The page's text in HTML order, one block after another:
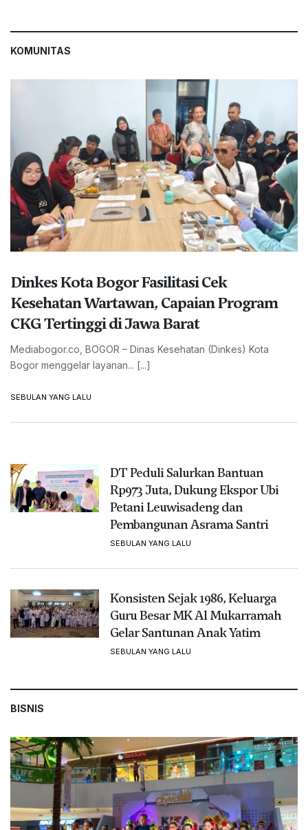
KOMUNITAS
Dinkes Kota Bogor Fasilitasi Cek
Kesehatan Wartawan, Capaian Program
CKG Tertinggi di Jawa Barat
Mediabogor.co, BOGOR – Dinas Kesehatan (Dinkes) Kota
Bogor menggelar layanan... [...]
SEBULAN YANG LALU
DT Peduli Salurkan Bantuan
Rp973 Juta, Dukung Ekspor Ubi
Petani Leuwisadeng dan
Pembangunan Asrama Santri
SEBULAN YANG LALU
Konsisten Sejak 1986, Keluarga
Guru Besar MK Al Mukarramah
Gelar Santunan Anak Yatim
SEBULAN YANG LALU
BISNIS